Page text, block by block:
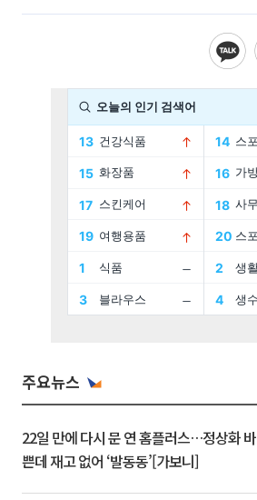
주요뉴스
22일 만에 다시 문 연 홈플러스…정상화 바
쁜데 재고 없어 ‘발동동’[가보니]